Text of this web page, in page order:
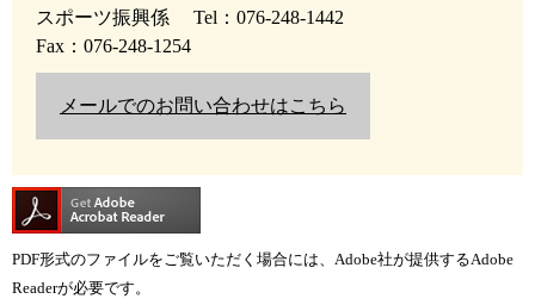
スポーツ振興係
Tel：076-248-1442
Fax：076-248-1254
メールでのお問い合わせはこちら
PDF形式のファイルをご覧いただく場合には、Adobe社が提供するAdobe
Readerが必要です。